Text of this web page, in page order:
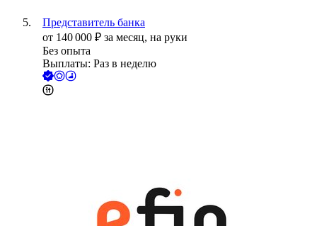
Представитель банка
от 140 000 ₽ за месяц, на руки
Без опыта
Выплаты: Раз в неделю